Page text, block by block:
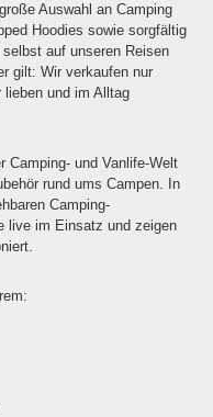
Auswahl an Camping
Hoodies sowie sorgfältig
auf unseren Reisen
gilt: Wir verkaufen nur
und im Alltag
Camping- und Vanlife-Welt
rund ums Campen. In
Camping-
live im Einsatz und zeigen